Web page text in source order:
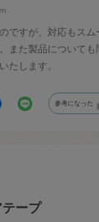
ですが、対応もス
また製品についても
たします。
参考になった
テープ